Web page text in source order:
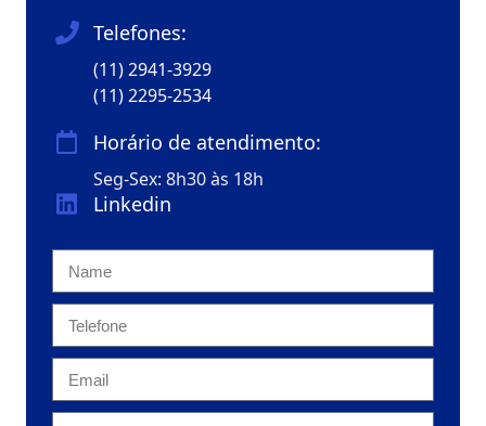
Telefones:
(11) 2941-3929
(11) 2295-2534
Horário de atendimento:
Seg-Sex: 8h30 às 18h
Linkedin